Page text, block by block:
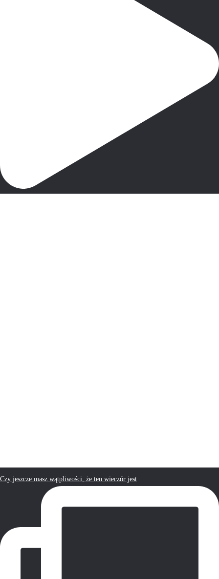
Czy jeszcze masz wątpliwości, że ten wieczór jest